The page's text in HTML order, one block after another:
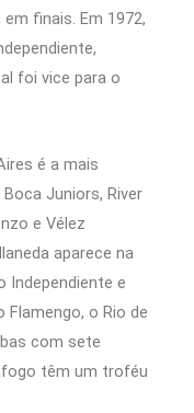
finais. Em 1972,
foi vice para o
é a mais
Juniors, River
e Vélez
aparece na
Independiente e
Flamengo, o Rio de
com sete
têm um troféu